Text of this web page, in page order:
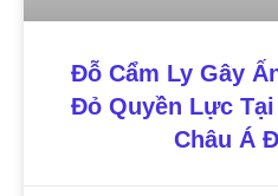
Đỗ Cẩm Ly Gây
Đỏ Quyền Lực
Châu Á